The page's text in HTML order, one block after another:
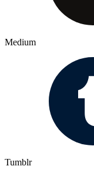
Medium
Tumblr